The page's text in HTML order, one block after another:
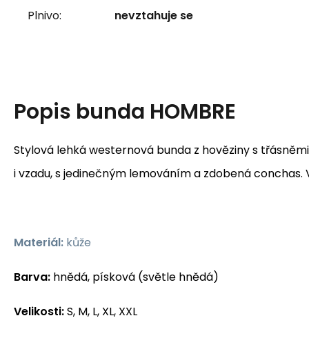
Plnivo: nevztahuje se
Popis bunda HOMBRE
Stylová lehká westernová bunda z hověziny s
i vzadu, s jedinečným lemováním a zdobená conchas.
Materiál: kůže
Barva: hnědá, písková (světle hnědá)
Velikosti:S, M, L, XL, XXL